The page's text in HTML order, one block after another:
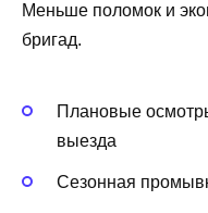
Меньше поломок и
бригад.
Плановые
выезда
Сезонная